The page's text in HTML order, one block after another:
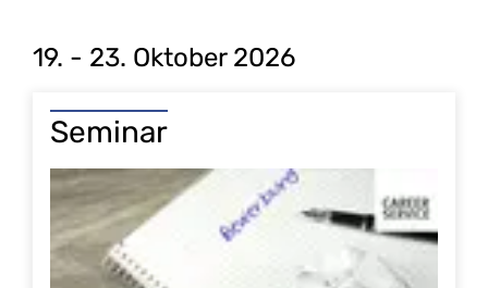
19. - 23. Oktober 2026
Seminar